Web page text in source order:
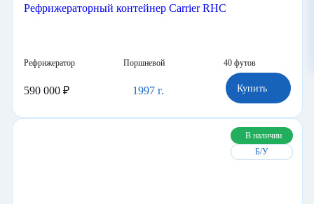
Рефрижераторный контейнер Carrier RHC
Рефрижератор Поршневой 40 футов
1997 г.
590 000 ₽ Купить
В наличии
Б/У